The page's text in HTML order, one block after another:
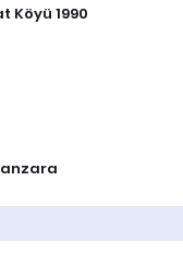
Köyü 1990